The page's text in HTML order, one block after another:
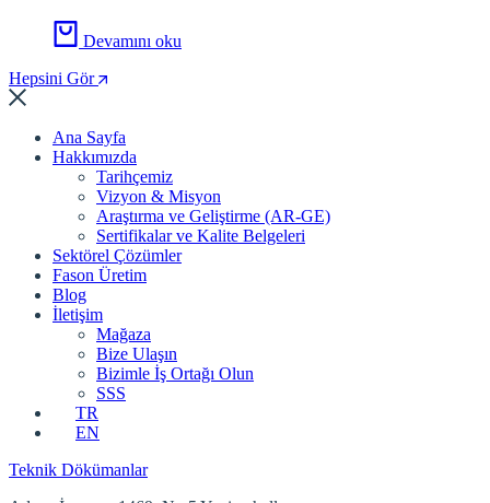
Devamını oku
Hepsini Gör
Ana Sayfa
Hakkımızda
Tarihçemiz
Vizyon & Misyon
Araştırma ve Geliştirme (AR-GE)
Sertifikalar ve Kalite Belgeleri
Sektörel Çözümler
Fason Üretim
Blog
İletişim
Mağaza
Bize Ulaşın
Bizimle İş Ortağı Olun
SSS
TR
EN
Teknik Dökümanlar